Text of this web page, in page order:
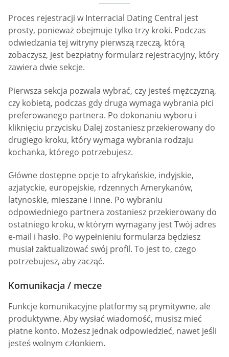
Proces rejestracji w Interracial Dating Central jest
prosty, ponieważ obejmuje tylko trzy kroki. Podczas
odwiedzania tej witryny pierwszą rzeczą, którą
zobaczysz, jest bezpłatny formularz rejestracyjny, który
zawiera dwie sekcje.
Pierwsza sekcja pozwala wybrać, czy jesteś mężczyzną,
czy kobietą, podczas gdy druga wymaga wybrania płci
preferowanego partnera. Po dokonaniu wyboru i
kliknięciu przycisku Dalej zostaniesz przekierowany do
drugiego kroku, który wymaga wybrania rodzaju
kochanka, którego potrzebujesz.
Główne dostępne opcje to afrykańskie, indyjskie,
azjatyckie, europejskie, rdzennych Amerykanów,
latynoskie, mieszane i inne. Po wybraniu
odpowiedniego partnera zostaniesz przekierowany do
ostatniego kroku, w którym wymagany jest Twój adres
e-mail i hasło. Po wypełnieniu formularza będziesz
musiał zaktualizować swój profil. To jest to, czego
potrzebujesz, aby zacząć.
Komunikacja / mecze
Funkcje komunikacyjne platformy są prymitywne, ale
produktywne. Aby wysłać wiadomość, musisz mieć
płatne konto. Możesz jednak odpowiedzieć, nawet jeśli
jesteś wolnym członkiem.